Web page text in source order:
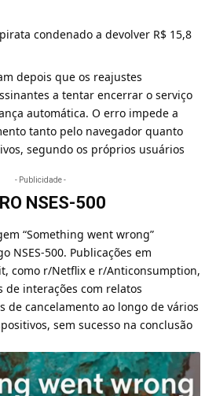
condenado a devolver R$ 15,8
depois que os reajustes
a tentar encerrar o serviço
automática. O erro impede a
tanto pelo navegador quanto
segundo os próprios usuários
- Publicidade -
NSES-500
“Something went wrong”
NSES-500. Publicações em
como r/Netflix e r/Anticonsumption,
interações com relatos
de cancelamento ao longo de vários
sem sucesso na conclusão